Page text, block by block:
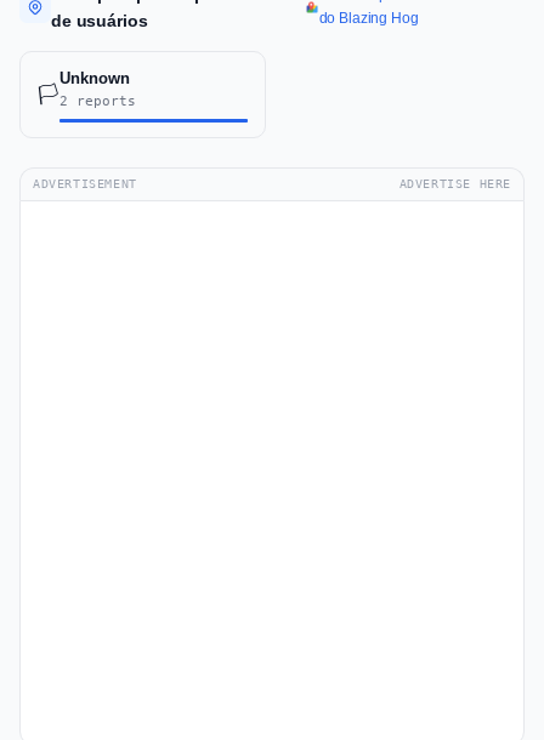
de usuários
do Blazing Hog
🏳️
Unknown
2 reports
ADVERTISEMENT ADVERTISE HERE